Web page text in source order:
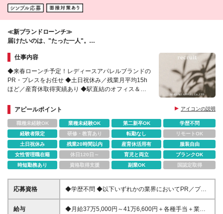
≪新ブランドローンチ≫
届けたいのは、"たった一人"。
仕事内容
◆来春ローンチ予定！レディースアパレルブランドの
PR・プレスをお任せ ◆土日祝休み／残業月平均15h
ほど／産育休取得実績あり ◆駅直結のオフィス＆転
アピールポイント
アイコンの説明
職種未経験OK 業種未経験OK 第二新卒OK
学歴不問
経験者限定
研修・教育あり 転勤なし
リモートOK
土日祝休み
残業20時間以内 産育休活用有
服装自由
女性管理職在籍
休日120日～ 育児と両立
ブランクOK
時短勤務あり
資格取得支援 副業OK 国認定取得
応募資格
◆学歴不問 ◆以下いずれかの業界においてPR／プレ
ス／販促企画などの実務経験をお持ちの方 ・ファッ
ション・アパレル ・服飾雑貨 ・化粧品・コスメ など
給与
◆月給37万5,000円～41万6,600円＋各種手当＋業績